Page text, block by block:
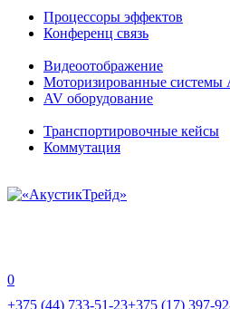
Процессоры эффектов
Конференц связь
Видеоотображение
Моторизированные системы
AV оборудование
Транспортировочные кейсы
Коммутация
0
+375 (44) 733-51-23+375 (17) 397-